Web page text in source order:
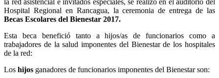
Hospital Regional en Rancagua, la ceremonia de entrega de las
Becas Escolares del Bienestar 2017.
Esta beca benefició tanto a hijos/as de funcionarios como a
trabajadores de la salud imponentes del Bienestar de los hospitales
de la red:
Los hijos ganadores de funcionarios imponentes del Bienestar son: